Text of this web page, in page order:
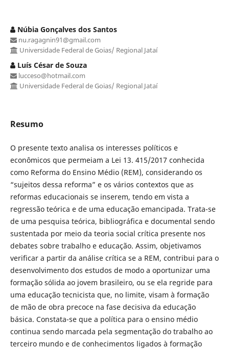
Núbia Gonçalves dos Santos
nu.ragagnin91@gmail.com
Universidade Federal de Goias/ Regional Jataí
Luís César de Souza
lucceso@hotmail.com
Universidade Federal de Goias/ Regional Jataí
Resumo
O presente texto analisa os interesses políticos e
econômicos que permeiam a Lei 13. 415/2017 conhecida
como Reforma do Ensino Médio (REM), considerando os
“sujeitos dessa reforma” e os vários contextos que as
reformas educacionais se inserem, tendo em vista a
regressão teórica e de uma educação emancipada. Trata-se
de uma pesquisa teórica, bibliográfica e documental sendo
sustentada por meio da teoria social crítica presente nos
debates sobre trabalho e educação. Assim, objetivamos
verificar a partir da análise crítica se a REM, contribui para o
desenvolvimento dos estudos de modo a oportunizar uma
formação sólida ao jovem brasileiro, ou se ela regride para
uma educação tecnicista que, no limite, visam à formação
de mão de obra precoce na fase decisiva da educação
básica. Constata-se que a política para o ensino médio
continua sendo marcada pela segmentação do trabalho ao
terceiro mundo e de conhecimentos ligados à formação